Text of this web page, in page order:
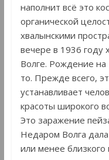
наполнит всё это
органической
хвалынскими
вечере в 1936 году
Волге. Рождение на
то. Прежде всего,
устанавливает
красоты широкого
Это заражение
Недаром Волга
или менее близкого